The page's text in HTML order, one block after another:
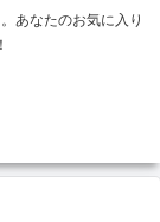
あなたのお気に入り